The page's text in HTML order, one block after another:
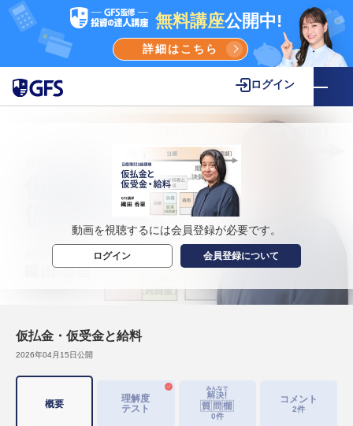
無料講座公開中!
詳細はこちら
ログイン
動画を視聴するには会員登録が必要です。
ログイン 会員登録について
仮払金・仮受金と給料
2026年04月15日公開
概要
理解度
テスト
0件
コメント
2件